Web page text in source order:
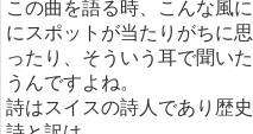
この曲を語る時、こんな風
にスポットが当たりがちに
ったり、そういう耳で聞い
うんですよね。
詩はスイスの詩人であり歴